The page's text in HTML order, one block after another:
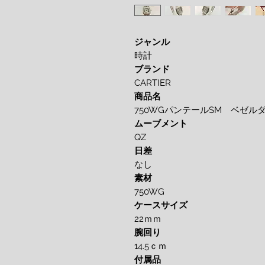
ジャンル
時計
ブランド
CARTIER
商品名
750WGパンテールSM ベゼル
ムーブメント
QZ
日差
なし
素材
750WG
ケースサイズ
22ｍｍ
腕回り
14.5ｃｍ
付属品